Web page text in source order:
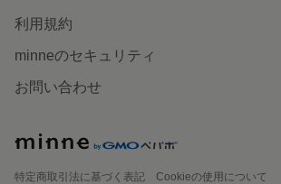
利用規約
minneのセキュリティ
お問い合わせ
特定商取引法に基づく表記
Cookieの使用について